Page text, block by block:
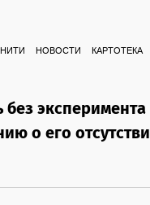
НОВОСТИ КАРТОТЕКА
о его